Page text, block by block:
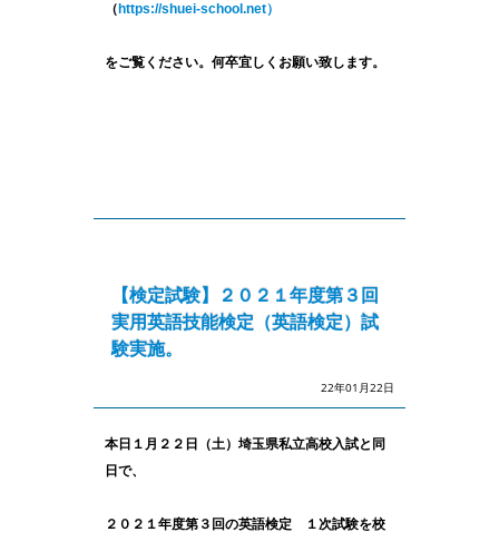
（ https://shuei-school.net）
をご覧ください。何卒宜しくお願い致します。
【検定試験】２０２１年度第３回
実用英語技能検定（英語検定）試
験実施。
22年01月22日
本日１月２２日（土）埼玉県私立高校入試と同
日で、
２０２１年度第３回の英語検定 １次試験を校